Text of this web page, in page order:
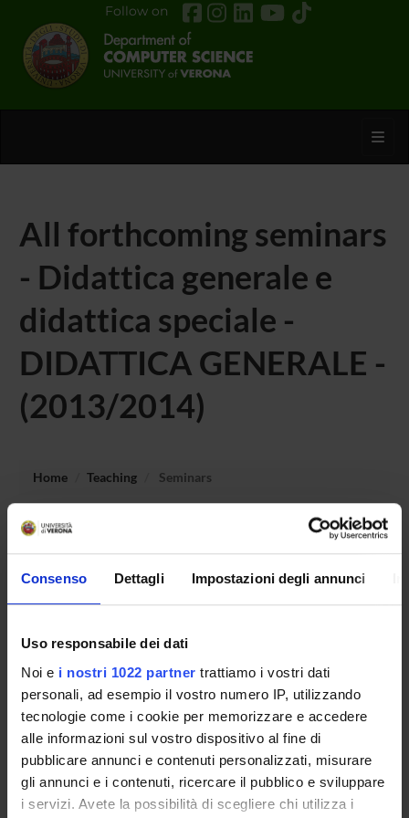
Consenso Dettagli Impostazioni degli annunci
Uso responsabile dei dati
Noi e i nostri 1022 partner trattiamo i vostri dati
personali, ad esempio il vostro numero IP, utilizzando
tecnologie come i cookie per memorizzare e accedere
alle informazioni sul vostro dispositivo al fine di
pubblicare annunci e contenuti personalizzati, misurare
gli annunci e i contenuti, ricercare il pubblico e sviluppare
i servizi. Avete la possibilità di scegliere chi utilizza i
Follow on
All forthcoming seminars
- Didattica generale e
didattica speciale -
DIDATTICA GENERALE -
(2013/2014)
Home Teaching Seminars
No recent seminar found relating to teaching Didattica
generale e didattica speciale.
COURSES
PHD PROGRAMMES AND POSTGRADUATE
TRAINING
Contacts
People